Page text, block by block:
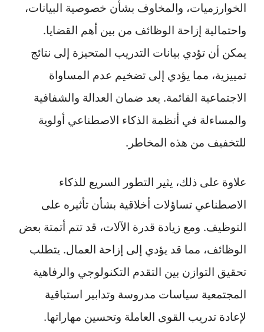
الخوارزميات، والمخاوف بشأن خصوصية البيانات،
واحتمالية إزاحة الوظائف من بين أهم القضايا.
يمكن أن تؤدي بيانات التدريب المتحيزة إلى نتائج
تمييزية، مما يؤدي إلى تضخيم عدم المساواة
الاجتماعية القائمة. يعد ضمان العدالة والشفافية
والمساءلة في أنظمة الذكاء الاصطناعي أولوية
للتخفيف من هذه المخاطر.
علاوة على ذلك، يثير التطور السريع للذكاء
الاصطناعي تساؤلات أخلاقية بشأن تأثيره على
التوظيف. ومع زيادة قدرة الآلات، قد تتم أتمتة بعض
الوظائف، مما قد يؤدي إلى إزاحة العمال. يتطلب
تحقيق التوازن بين التقدم التكنولوجي والرفاهية
المجتمعية سياسات مدروسة وتدابير استباقية
لإعادة تدريب القوى العاملة وتحسين مهاراتها.